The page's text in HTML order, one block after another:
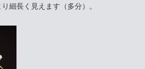
細長く見えます（多分）。